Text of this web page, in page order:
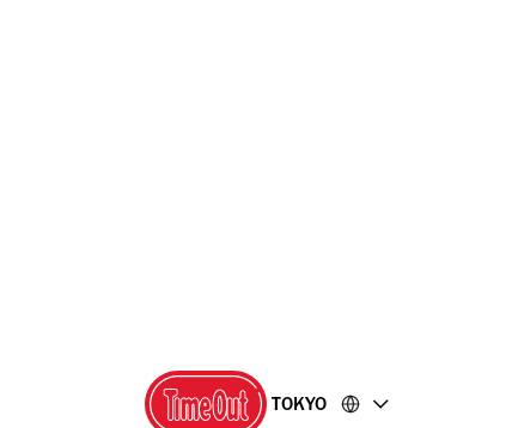
TOKYO